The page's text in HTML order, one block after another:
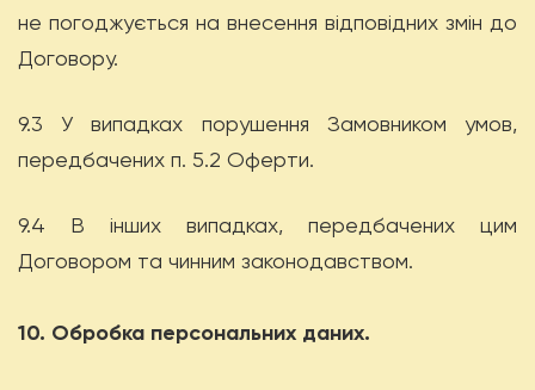
не погоджується на внесення відповідних змін до
Договору.
9.3 У випадках порушення Замовником умов,
передбачених п. 5.2 Оферти.
9.4 В інших випадках, передбачених цим
Договором та чинним законодавством.
10. Обробка персональних даних.